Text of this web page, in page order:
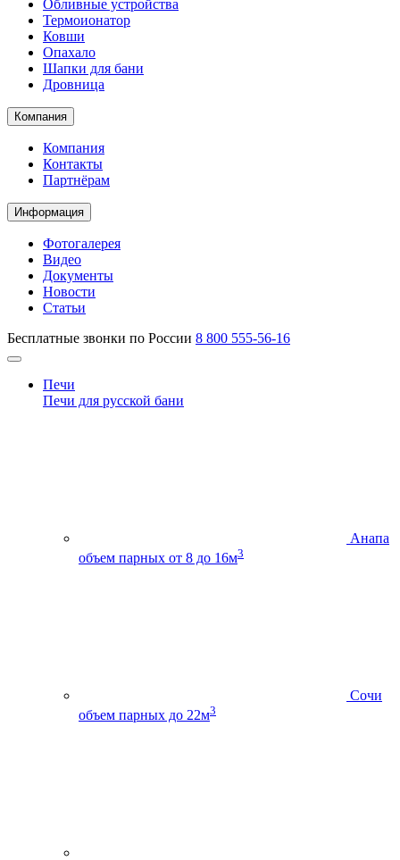
Обливные устройства
Термоионатор
Ковши
Опахало
Шапки для бани
Дровница
Компания
Компания
Контакты
Партнёрам
Информация
Фотогалерея
Видео
Документы
Новости
Статьи
Бесплатные звонки по России 8 800 555-56-16
Печи
Печи для русской бани
Анапа
объем парных от 8 до 16м3
Сочи
объем парных до 22м3